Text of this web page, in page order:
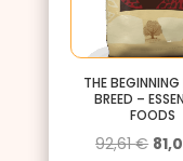
THE BEGINNING
BREED –
FOODS
92,61€ Le